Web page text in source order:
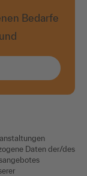
Bedarfe
Daten der/des